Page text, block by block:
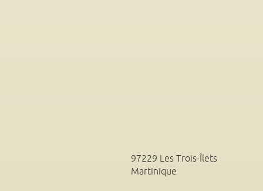
97229 Les Trois-Îlets
Martinique